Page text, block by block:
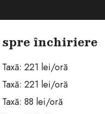
închiriere
Taxă: 221 lei/oră
Taxă: 221 lei/oră
Taxă: 88 lei/oră